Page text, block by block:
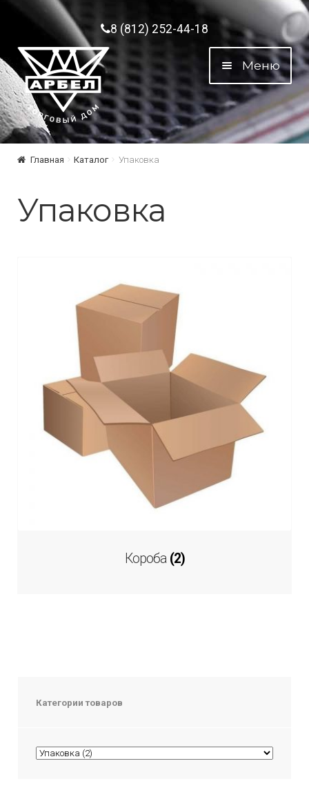
Перейти к навигации
Перейти к содержимому8 (812) 252-44-18
Меню
Главная Каталог Упаковка
Упаковка
Короба (2)
Категории товаров